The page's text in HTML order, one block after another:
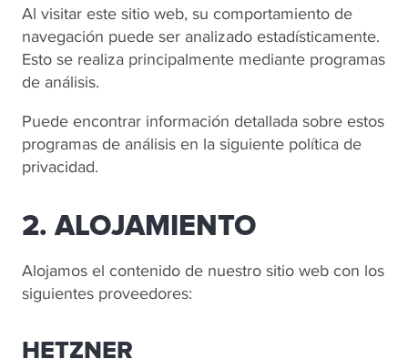
Al visitar este sitio web, su comportamiento de
navegación puede ser analizado estadísticamente.
Esto se realiza principalmente mediante programas
de análisis.
Puede encontrar información detallada sobre estos
programas de análisis en la siguiente política de
privacidad.
2. ALOJAMIENTO
Alojamos el contenido de nuestro sitio web con los
siguientes proveedores:
HETZNER